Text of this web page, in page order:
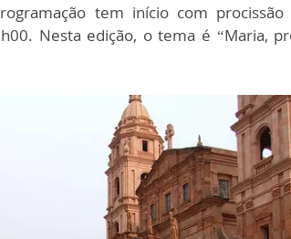
tem início com procissão
Nesta edição, o tema é “Maria,